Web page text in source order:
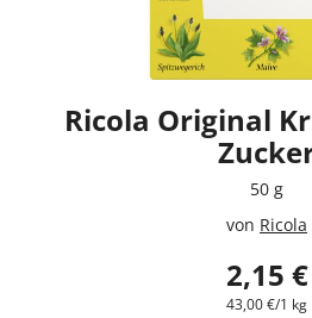
Ricola Original
50 g
von Ricola
2,15 €
43,00 €/1 kg